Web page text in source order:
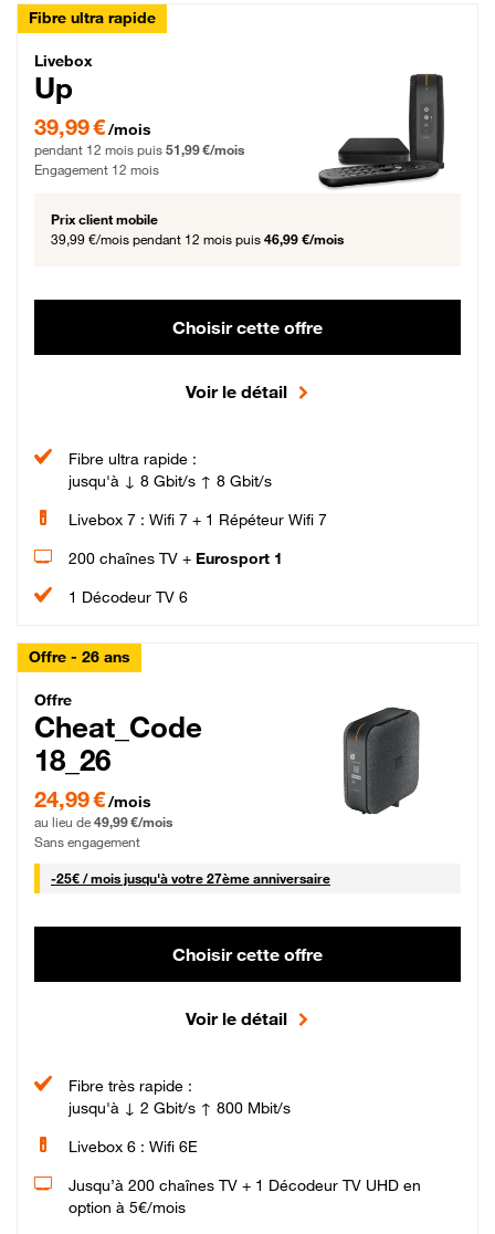
Fibre ultra rapide
Livebox Up Fibre
Livebox
Up
39,99 € par mois pendant 12 mois puis 51,99 € par mois, Engagement 12 mois
39,99 €/mois
pendant 12 mois puis 51,99 €/mois
Engagement 12 mois
Prix client mobile
39,99 €/mois pendant 12 mois puis 46,99 €/mois
Choisir cette offre
Voir le détail
Fibre ultra rapide :
jusqu'à ↓ 8 Gbit/s ↑ 8 Gbit/s
Livebox 7 : Wifi 7 + 1 Répéteur Wifi 7
200 chaînes TV + Eurosport 1
1 Décodeur TV 6
Offre - 26 ans
Cheat_Code Fibre_18_26
Offre
Cheat_Code
18_26
24,99 € par mois pendant 0 mois puis 49,99 € par mois, Sans engagement
24,99 €/mois
au lieu de 49,99 €/mois
Sans engagement
-25€ / mois25 € par mois
jusqu'à votre 27ème anniversaire
Choisir cette offre
Voir le détail
Fibre très rapide :
jusqu'à ↓ 2 Gbit/s ↑ 800 Mbit/s
Livebox 6 : Wifi 6E
Jusqu’à 200 chaînes TV + 1 Décodeur TV UHD en
option à 5€/mois